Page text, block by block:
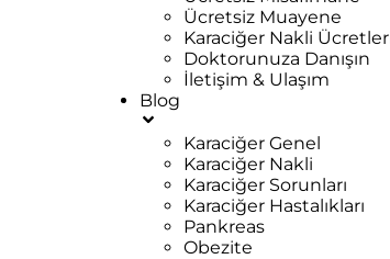
Ücretsiz Muayene
Karaciğer Nakli
Doktorunuza Danışın
İletişim & Ulaşım
Blog
Karaciğer Genel
Karaciğer Nakli
Karaciğer Sorunları
Karaciğer Hastalıkları
Pankreas
Obezite